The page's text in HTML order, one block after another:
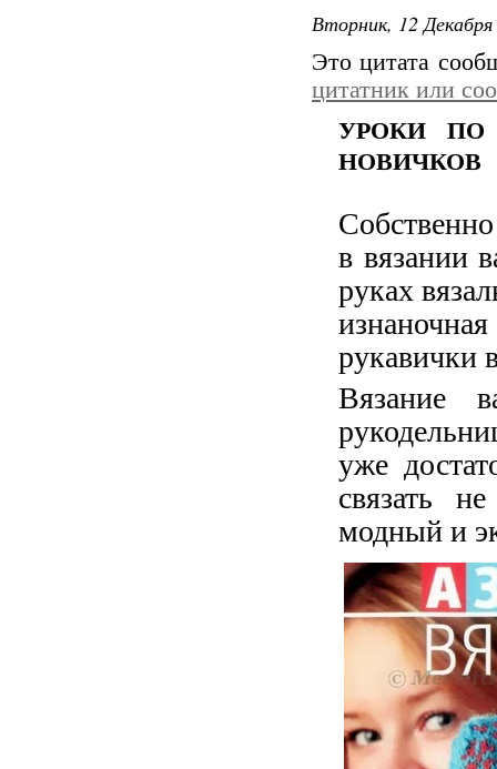
Вторник, 12
Это цитата
цитатник или
УРОКИ ПО
НОВИЧКОВ
в вязании
руках
рукавички
Вязание
уже
связать
модный и